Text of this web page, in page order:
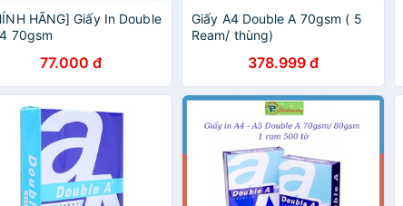
HÃNG] Giấy In Double
70gsm
77.000 đ
Giấy A4 Double A 70gsm ( 5
Ream/ thùng)
378.999 đ